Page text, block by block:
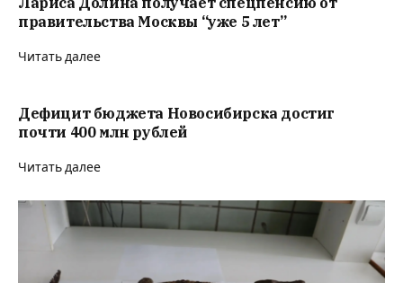
правительства Москвы “уже 5 лет”
Читать далее
Дефицит бюджета Новосибирска достиг
почти 400 млн рублей
Читать далее